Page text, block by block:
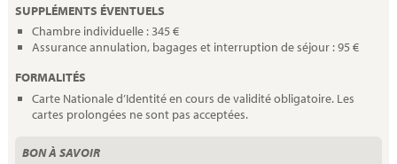
SUPPLÉMENTS ÉVENTUELS
Chambre individuelle : 345 €
Assurance annulation, bagages et interruption de séjour : 95 €
FORMALITÉS
Carte Nationale d’Identité en cours de validité obligatoire. Les
cartes prolongées ne sont pas acceptées.
BON À SAVOIR